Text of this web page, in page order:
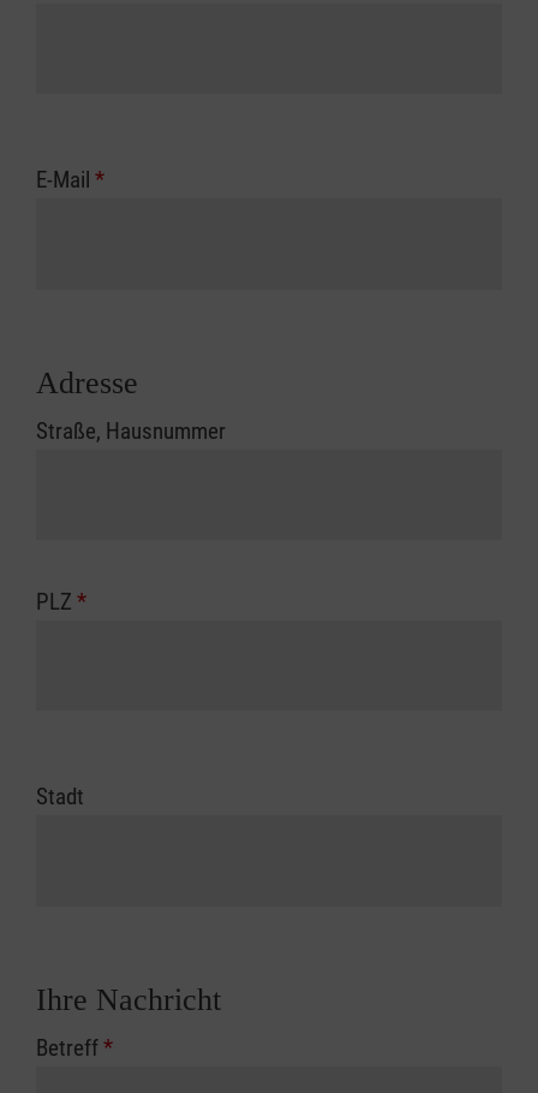
E-Mail *
Adresse
Straße, Hausnummer
PLZ *
Stadt
Ihre Nachricht
Betreff*